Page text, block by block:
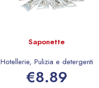
Saponette
Hotellerie, Pulizia e detergenti
€8.89